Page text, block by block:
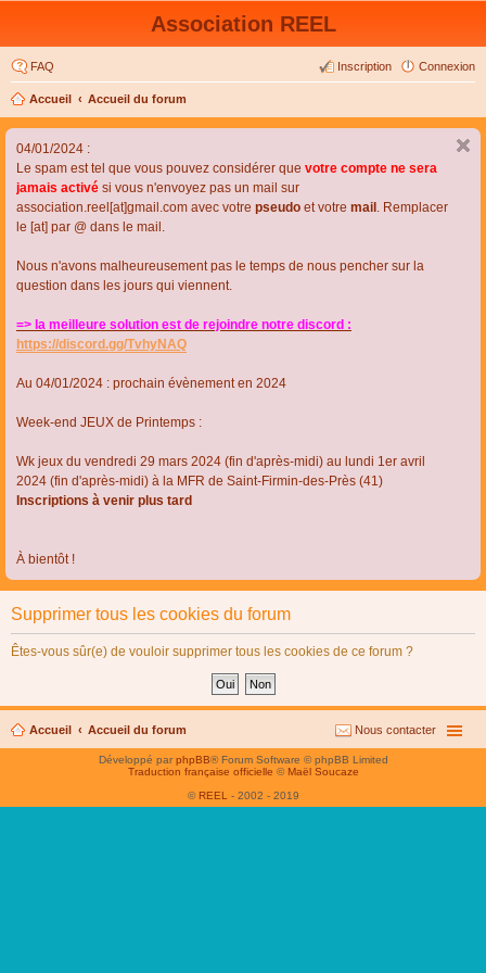
Association REEL
FAQ Connexion
Inscription
Accueil Accueil du forum
04/01/2024 :
Le spam est tel que vous pouvez considérer que votre compte ne sera
jamais activé si vous n'envoyez pas un mail sur
association.reel[at]gmail.com avec votre pseudo et votre mail . Remplacer
le [at] par @ dans le mail.
Nous n'avons malheureusement pas le temps de nous pencher sur la
question dans les jours qui viennent.
=> la meilleure solution est de rejoindre notre discord :
https://discord.gg/TvhyNAQ
Au 04/01/2024 : prochain évènement en 2024
Week-end JEUX de Printemps :
Wk jeux du vendredi 29 mars 2024 (fin d'après-midi) au lundi 1er avril
2024 (fin d'après-midi) à la MFR de Saint-Firmin-des-Près (41)
Inscriptions à venir plus tard
À bientôt !
Supprimer tous les cookies du forum
Êtes-vous sûr(e) de vouloir supprimer tous les cookies de ce forum ?
Accueil Accueil du forum Nous contacter
Développé parphpBB® Forum Software © phpBB Limited
Traduction française officielle © Maël Soucaze
© REEL - 2002 - 2019